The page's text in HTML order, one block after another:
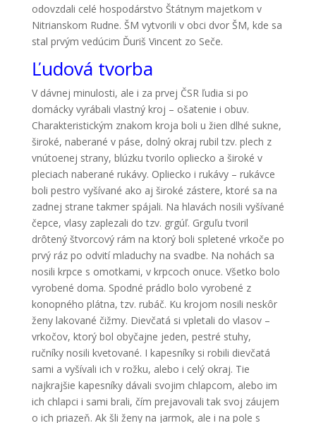
odovzdali celé hospodárstvo Štátnym majetkom v
Nitrianskom Rudne. ŠM vytvorili v obci dvor ŠM, kde sa
stal prvým vedúcim Ďuriš Vincent zo Seče.
Ľudová tvorba
V dávnej minulosti, ale i za prvej ČSR ľudia si po
domácky vyrábali vlastný kroj – ošatenie i obuv.
Charakteristickým znakom kroja boli u žien dlhé sukne,
široké, naberané v páse, dolný okraj rubil tzv. plech z
vnútoenej strany, blúzku tvorilo opliecko a široké v
pleciach naberané rukávy. Opliecko i rukávy – rukávce
boli pestro vyšívané ako aj široké zástere, ktoré sa na
zadnej strane takmer spájali. Na hlavách nosili vyšívané
čepce, vlasy zaplezali do tzv. grgúľ. Grguľu tvoril
drôtený štvorcový rám na ktorý boli spletené vrkoče po
prvý ráz po odvití mladuchy na svadbe. Na nohách sa
nosili krpce s omotkami, v krpcoch onuce. Všetko bolo
vyrobené doma. Spodné prádlo bolo vyrobené z
konopného plátna, tzv. rubáč. Ku krojom nosili neskôr
ženy lakované čižmy. Dievčatá si vpletali do vlasov –
vrkočov, ktorý bol obyčajne jeden, pestré stuhy,
ručníky nosili kvetované. I kapesníky si robili dievčatá
sami a vyšívali ich v rožku, alebo i celý okraj. Tie
najkrajšie kapesníky dávali svojim chlapcom, alebo im
ich chlapci i sami brali, čím prejavovali tak svoj záujem
o ich priazeň. Ak šli ženy na jarmok, ale i na pole s